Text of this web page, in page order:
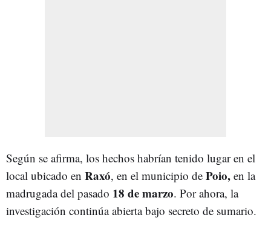
Según se afirma, los hechos habrían tenido lugar en el
local ubicado en Raxó, en el municipio de Poio, en la
madrugada del pasado 18 de marzo. Por ahora, la
investigación continúa abierta bajo secreto de sumario.